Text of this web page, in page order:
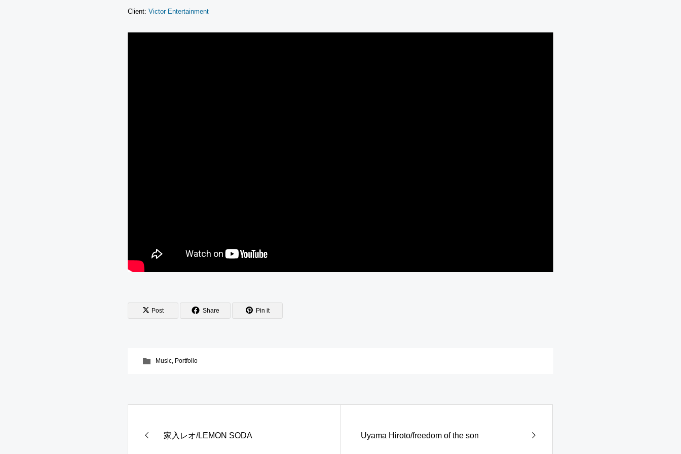
Client: Victor Entertainment
Post Share Pin it
Music, Portfolio
家入レオ/LEMON SODA Uyama Hiroto/freedom of the son